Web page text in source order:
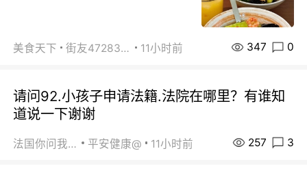
美食天下 街友472838572 11小时前 347 0
请问92.小孩子申请法籍.法院在哪里？有谁知
道说一下谢谢
法国你问我答 平安健康@ 11小时前 257 3